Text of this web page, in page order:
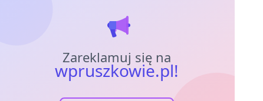
Zareklamuj się na
wpruszkowie.pl!